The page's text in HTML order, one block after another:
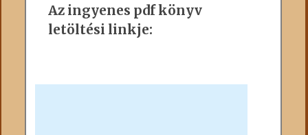
Az ingyenes pdf könyv
letöltési linkje: